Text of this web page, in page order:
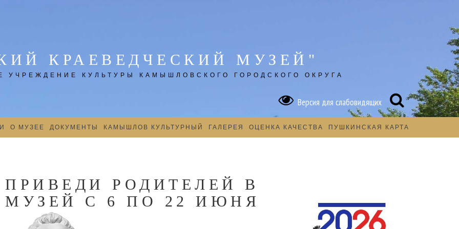
КРАЕВЕДЧЕСКИЙ МУЗЕЙ"
КУЛЬТУРЫ КАМЫШЛОВСКОГО ГОРОДСКОГО ОКРУГА
Версия для слабовидящих
О МУЗЕЕ ДОКУМЕНТЫ КАМЫШЛОВ КУЛЬТУРНЫЙ ГАЛЕРЕЯ ОЦЕНКА КАЧЕСТВА ПУШКИНСКАЯ КАРТА
ПРИВЕДИ РОДИТЕЛЕЙ В
МУЗЕЙ С 6 ПО 22 ИЮНЯ